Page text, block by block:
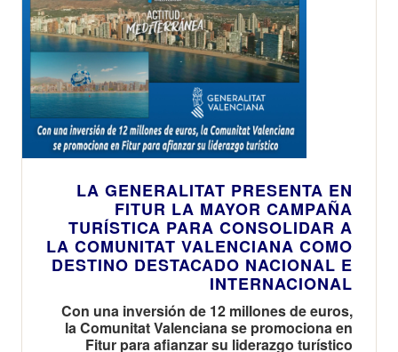
LA GENERALITAT PRESENTA EN
FITUR LA MAYOR CAMPAÑA
TURÍSTICA PARA CONSOLIDAR A
LA COMUNITAT VALENCIANA COMO
DESTINO DESTACADO NACIONAL E
INTERNACIONAL
Con una inversión de 12 millones de euros,
la Comunitat Valenciana se promociona en
Fitur para afianzar su liderazgo turístico